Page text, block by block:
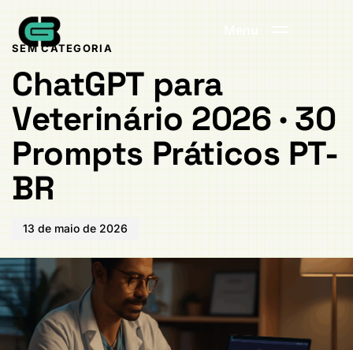
Menu
EM:
SEM CATEGORIA
ChatGPT para
Veterinário 2026 · 30
Prompts Práticos PT-
BR
em:
13 de maio de 2026